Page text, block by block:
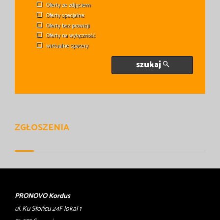
Oferty ze zdjęciem
Oferty specjalne
Oferty bez prowizji
Oferty na wyłączność
wirtualne spacery
szukaj
ZGŁOSZENIA
PRONOVO Kordus
ul. Ku Słońcu 24F lokal 1